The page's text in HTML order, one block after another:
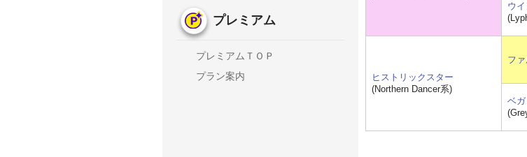
プレミアム
プレミアムＴＯＰ
プラン案内
ウ
ヒストリックスター
(Northern Dancer系)
フ
ベガ